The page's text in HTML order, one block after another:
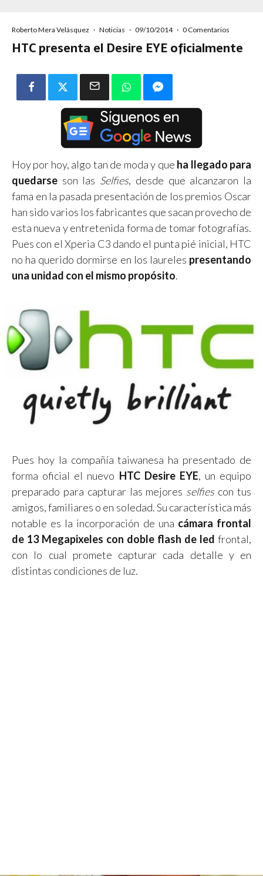
Roberto Mera Velásquez · Noticias · 09/10/2014 · 0 Comentarios
HTC presenta el Desire EYE oficialmente
Hoy por hoy, algo tan de moda y que ha llegado para
quedarse son las Selfies, desde que alcanzaron la
fama en la pasada presentación de los premios Oscar
han sido varios los fabricantes que sacan provecho de
esta nueva y entretenida forma de tomar fotografías.
Pues con el Xperia C3 dando el punta pié inicial, HTC
no ha querido dormirse en los laureles presentando
una unidad con el mismo propósito.
Pues hoy la compañía taiwanesa ha presentado de
forma oficial el nuevo HTC Desire EYE, un equipo
preparado para capturar las mejores selfiescon tus
amigos, familiares o en soledad. Su característica más
notable es la incorporación de una cámara frontal
de 13 Megapixeles con doble flash de led frontal,
con lo cual promete capturar cada detalle y en
distintas condiciones de luz.